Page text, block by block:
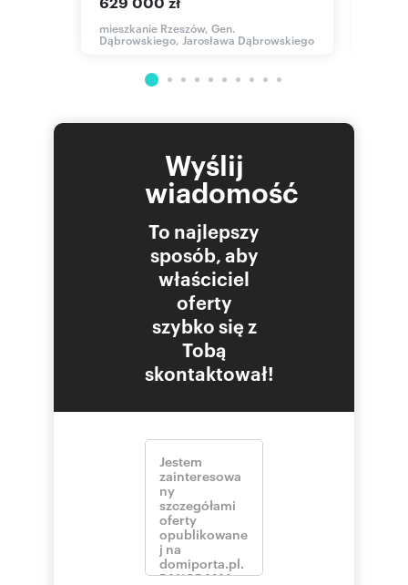
mieszkanie Rzeszów, Gen.
Dąbrowskiego, Jarosława Dąbrowskiego
Wyślij
wiadomość
To najlepszy
sposób, aby
właściciel
oferty
szybko się z
Tobą
skontaktował!